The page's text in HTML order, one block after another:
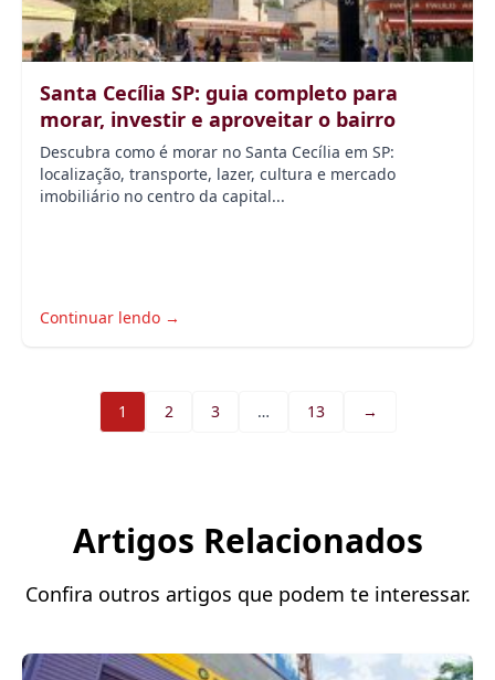
Santa Cecília SP: guia completo para
morar, investir e aproveitar o bairro
Descubra como é morar no Santa Cecília em SP:
localização, transporte, lazer, cultura e mercado
imobiliário no centro da capital...
Continuar lendo →
1 2 3 … 13 →
Artigos Relacionados
Confira outros artigos que podem te interessar.